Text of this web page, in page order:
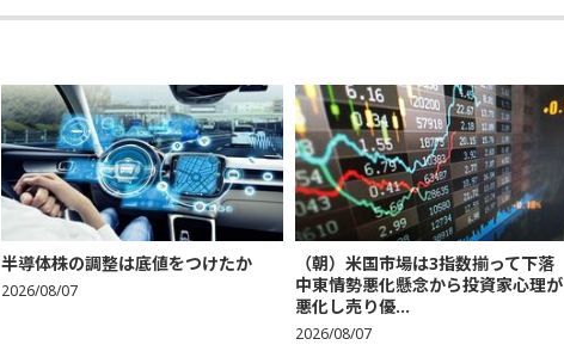
半導体株の調整は底値をつけたか
2026/08/07
（朝）米国市場は3指数揃って下落
中東情勢悪化懸念から投資家心理が
悪化し売り優...
2026/08/07